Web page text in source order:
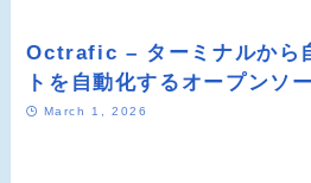
Octrafic – ターミナルから
トを自動化するオープンソ
March 1, 2026